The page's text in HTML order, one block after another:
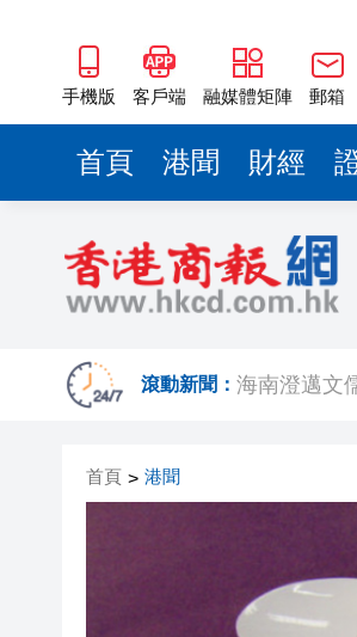
手機版 客戶端 融媒體矩陣 郵箱
首頁 港聞 財經
滾動新聞：
梁振英率港
2025年海南
山東26戶
閩粵贛三地
黎智英案｜
海南澄邁文
山東26戶
瀋陽鐵西
閩粵贛三地
首頁 > 港聞